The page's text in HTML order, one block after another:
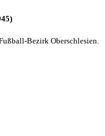
Bezirk Oberschlesien.